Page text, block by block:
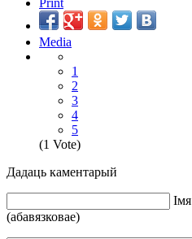
Print
Media
1
2
3
4
5
(1 Vote)
Дадаць каментарый
Iмя
(абавязковае)